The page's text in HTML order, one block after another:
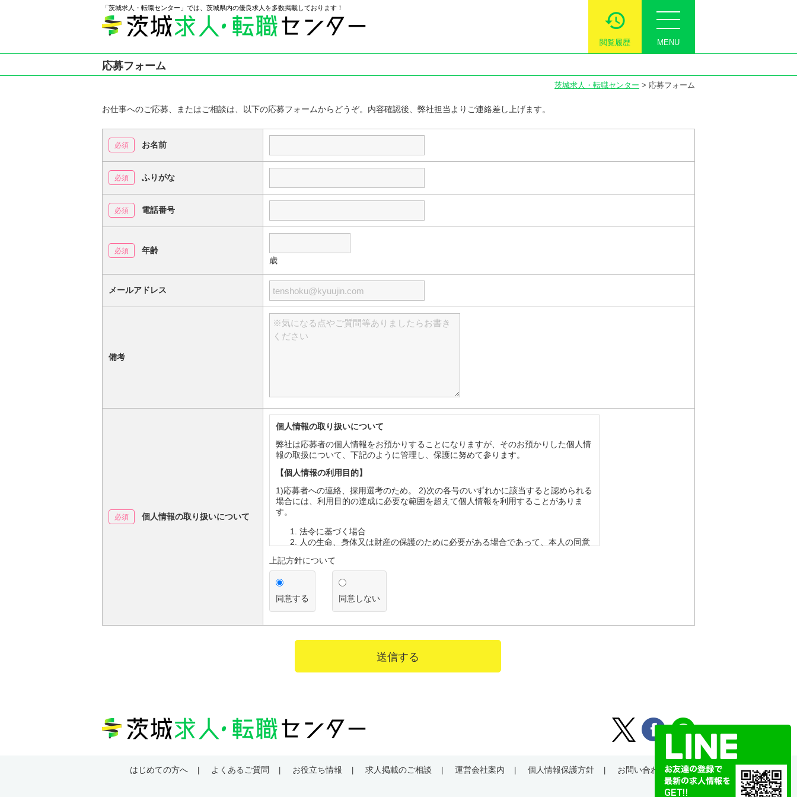
「茨城求人・転職センター」では、茨城県内の優良求人を多数掲載しております！
MENU
閲覧履歴
応募フォーム
茨城求人・転職センター > 応募フォーム
お仕事へのご応募、またはご相談は、以下の応募フォームからどうぞ。内容確認後、弊社担当よりご連絡差し上げます。
お名前
ふりがな
電話番号
年齢
歳
メールアドレス
備考
個人情報の取り扱いについて
個人情報の取り扱いについて
弊社は応募者の個人情報をお預かりすることになりますが、そのお預かりした個人情
報の取扱について、下記のように管理し、保護に努めて参ります。
【個人情報の利用目的】
1)応募者への連絡、採用選考のため。 2)次の各号のいずれかに該当すると認められる
場合には、利用目的の達成に必要な範囲を超えて個人情報を利用することがありま
す。
法令に基づく場合
人の生命、身体又は財産の保護のために必要がある場合であって、本人の同意
公衆衛生の向上又は児童の健全な育成の推進のために特に必要がある場合であ
って、本人の同意を得ることが困難であるとき
国の機関若しくは地方公共団体又はその委託を受けた者が法令の定める事務を
遂行することに対して協力する必要がある場合であって、本人の同意を得るこ
とによって当該事務の遂行に支障を及ぼすおそれがあるとき
【第三者への提供】
弊社は法律で定められている場合を除いて、応募者の個人情報を当該応募者の同意を
得ず第三者に提供・委託することはありません。ただし、官公庁等から法的な手続き
により個人情報について開示が求められた場合は、関係法令に反しない範囲におい
て、応募者の同意なく応募内容を提供することがあります。
されない場合には、採用の検討ができない場合がありますので、あらかじめご了承く
ださい。
貴殿には、貴殿の個人情報の利用目的の通知、開示、内容の訂正・追加・削除、利用
の停止、消去及び第三者への提供の停止（以下、「開示等」という。）の求めがあっ
上記方針について
同意する 同意しない
送信する
はじめての方へ よくあるご質問 お役立ち情報 求人掲載のご相談 運営会社案内 個人情報保護方針 お問い合わせ